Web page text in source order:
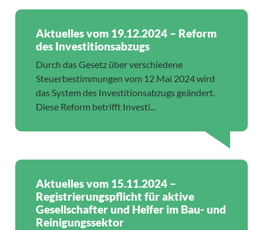
Aktuelles vom 19.12.2024 – Reform
des Investitionsabzugs
Durch das Gesetz über verschiedene
Steuerbestimmungen vom 12 Mai 2024 wird
das System des Investitionsabzugs geändert.
Diese Reform betrifft Investi...
Aktuelles vom 15.11.2024 –
Registrierungspflicht für aktive
Gesellschafter und Helfer im Bau- und
Reinigungssektor